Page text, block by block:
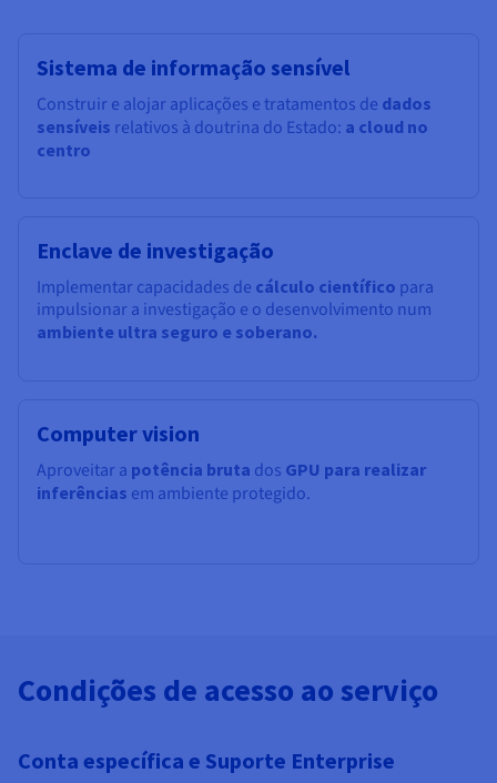
Sistema de informação sensível
Construir e alojar aplicações e tratamentos de dados
sensíveis relativos à doutrina do Estado: a cloud no
centro
Enclave de investigação
Implementar capacidades de cálculo científico para
impulsionar a investigação e o desenvolvimento num
ambiente ultra seguro e soberano.
Computer vision
Aproveitar a potência bruta dos GPU para realizar
inferências em ambiente protegido.
Condições de acesso ao serviço
Conta específica e Suporte Enterprise